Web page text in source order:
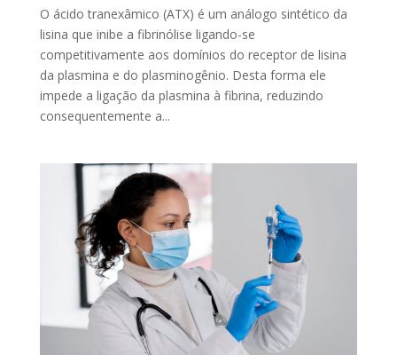
O ácido tranexâmico (ATX) é um análogo sintético da
lisina que inibe a fibrinólise ligando-se
competitivamente aos domínios do receptor de lisina
da plasmina e do plasminogênio. Desta forma ele
impede a ligação da plasmina à fibrina, reduzindo
consequentemente a...